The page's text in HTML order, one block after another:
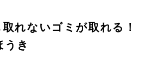
れないゴミが取れる！
き